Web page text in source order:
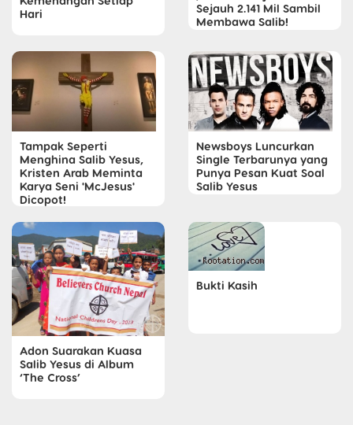
Hari
Sejauh 2.141 Mil Sambil
Membawa Salib!
Tampak Seperti
Menghina Salib Yesus,
Kristen Arab Meminta
Karya Seni 'McJesus'
Dicopot!
Newsboys Luncurkan
Single Terbarunya yang
Punya Pesan Kuat Soal
Salib Yesus
Adon Suarakan Kuasa
Salib Yesus di Album
‘The Cross’
Bukti Kasih